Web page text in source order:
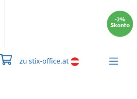
-2%
Skonto
auf dem Merkzettel
Warenkorb enthält 0 Positionen. Der
zu stix-office.at